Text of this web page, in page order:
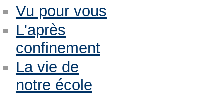
Vu pour vous
L'après
confinement
La vie de
notre école